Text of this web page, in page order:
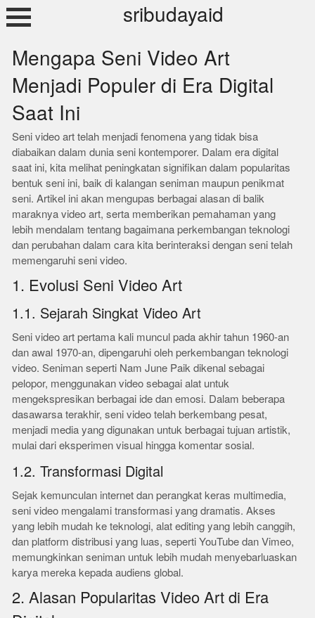
Skip
to
sribudayaid
Mengapa Seni Video Art
Menjadi Populer di Era Digital
Saat Ini
Seni video art telah menjadi fenomena yang tidak bisa
diabaikan dalam dunia seni kontemporer. Dalam era digital
saat ini, kita melihat peningkatan signifikan dalam popularitas
bentuk seni ini, baik di kalangan seniman maupun penikmat
seni. Artikel ini akan mengupas berbagai alasan di balik
maraknya video art, serta memberikan pemahaman yang
lebih mendalam tentang bagaimana perkembangan teknologi
dan perubahan dalam cara kita berinteraksi dengan seni telah
memengaruhi seni video.
1. Evolusi Seni Video Art
1.1. Sejarah Singkat Video Art
Seni video art pertama kali muncul pada akhir tahun 1960-an
dan awal 1970-an, dipengaruhi oleh perkembangan teknologi
video. Seniman seperti Nam June Paik dikenal sebagai
pelopor, menggunakan video sebagai alat untuk
mengekspresikan berbagai ide dan emosi. Dalam beberapa
dasawarsa terakhir, seni video telah berkembang pesat,
menjadi media yang digunakan untuk berbagai tujuan artistik,
mulai dari eksperimen visual hingga komentar sosial.
1.2. Transformasi Digital
Sejak kemunculan internet dan perangkat keras multimedia,
seni video mengalami transformasi yang dramatis. Akses
yang lebih mudah ke teknologi, alat editing yang lebih canggih,
dan platform distribusi yang luas, seperti YouTube dan Vimeo,
memungkinkan seniman untuk lebih mudah menyebarluaskan
karya mereka kepada audiens global.
2. Alasan Popularitas Video Art di Era